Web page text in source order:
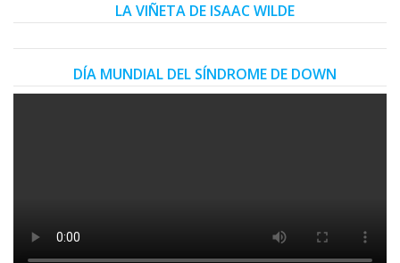
LA VIÑETA DE ISAAC WILDE
DÍA MUNDIAL DEL SÍNDROME DE DOWN